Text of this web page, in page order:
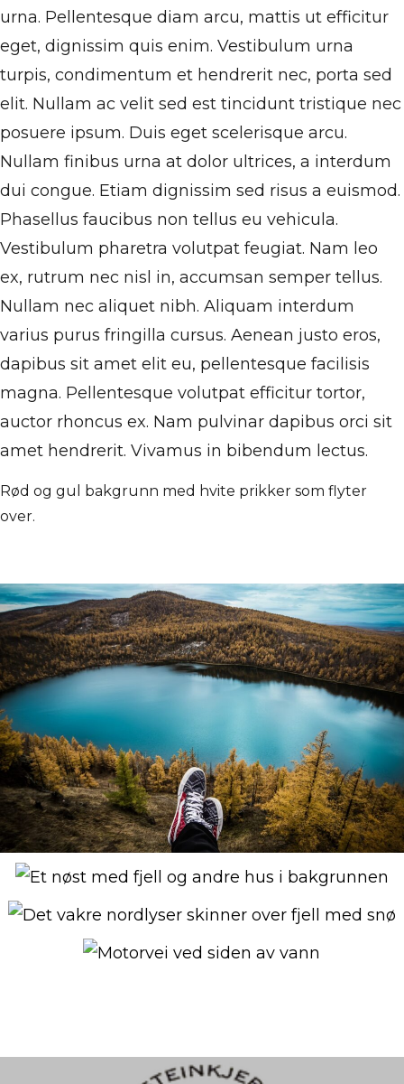
urna. Pellentesque diam arcu, mattis ut efficitur
eget, dignissim quis enim. Vestibulum urna
turpis, condimentum et hendrerit nec, porta sed
elit. Nullam ac velit sed est tincidunt tristique nec
posuere ipsum. Duis eget scelerisque arcu.
Nullam finibus urna at dolor ultrices, a interdum
dui congue. Etiam dignissim sed risus a euismod.
Phasellus faucibus non tellus eu vehicula.
Vestibulum pharetra volutpat feugiat. Nam leo
ex, rutrum nec nisl in, accumsan semper tellus.
Nullam nec aliquet nibh. Aliquam interdum
varius purus fringilla cursus. Aenean justo eros,
dapibus sit amet elit eu, pellentesque facilisis
magna. Pellentesque volutpat efficitur tortor,
auctor rhoncus ex. Nam pulvinar dapibus orci sit
amet hendrerit. Vivamus in bibendum lectus.
Rød og gul bakgrunn med hvite prikker som flyter
over.